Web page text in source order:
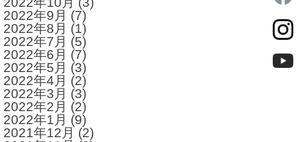
2022年9月 (7)
2022年8月 (1)
2022年7月 (5)
2022年6月 (7)
2022年5月 (3)
2022年4月 (2)
2022年3月 (3)
2022年2月 (2)
2022年1月 (9)
2021年12月 (2)